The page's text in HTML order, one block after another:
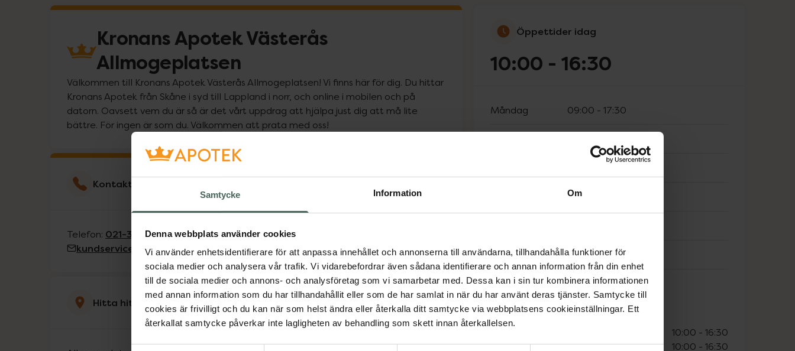
Samtycke Information Om
Denna webbplats använder cookies
Vi använder enhetsidentifierare för att anpassa innehållet och annonserna till användarna, tillhandahålla funktioner för
sociala medier och analysera vår trafik. Vi vidarebefordrar även sådana identifierare och annan information från din enhet
till de sociala medier och annons- och analysföretag som vi samarbetar med. Dessa kan i sin tur kombinera informationen
med annan information som du har tillhandahållit eller som de har samlat in när du har använt deras tjänster. Samtycke till
cookies är frivilligt och du kan när som helst ändra eller återkalla ditt samtycke via webbplatsens cookieinställningar. Ett
återkallat samtycke påverkar inte lagligheten av behandling som skett innan återkallelsen.
Kronans Apotek Västerås
Allmogeplatsen
Välkommen till Kronans Apotek Västerås Allmogeplatsen! Vi finns här för dig. Du hittar
Kronans Apotek från Skåne i syd till Lappland i norr, och online i mobilen och på
datorn. Oavsett vem du är så är det vårt uppdrag att hjälpa just dig att må lite
bättre. För ingen är som du. Välkommen att prata med oss!
Kontakta kundservice
Telefon: 021-300288
kundservice@kronansapotek.se
Hitta hit
Öppettider idag
10:00 -16:30
Måndag 09:00 -17:30
09:00
Lördag Stängt
Söndag Stängt
Avvikelser
10:00 - 16:30
(7/8)
10:00 - 16:30